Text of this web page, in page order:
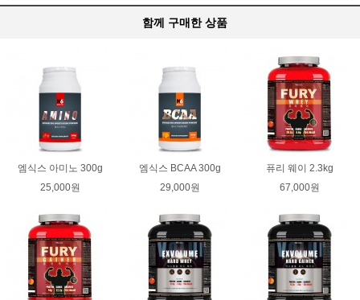
함께 구매한 상품
엠식스 아미노 300g
25,000원
엠식스 BCAA 300g
29,000원
퓨리 웨이 2.3kg
67,000원